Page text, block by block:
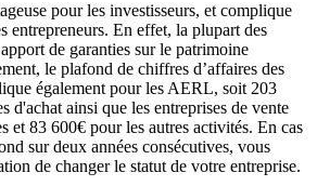
pour les investisseurs, et complique
entrepreneurs. En effet, la plupart des
de garanties sur le patrimoine
le plafond de chiffres d’affaires des
également pour les AERL, soit 203
d'achat ainsi que les entreprises de vente
et 83 600€ pour les autres activités. En cas
sur deux années consécutives, vous
de changer le statut de votre entreprise.